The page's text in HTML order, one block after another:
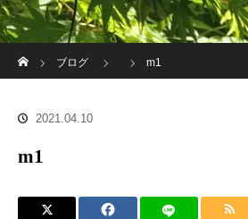
ブログ
m1
2021.04.10
m1